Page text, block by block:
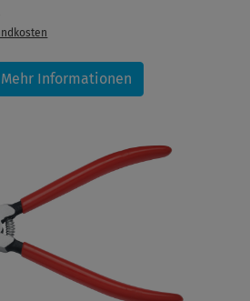
Mehr Informationen